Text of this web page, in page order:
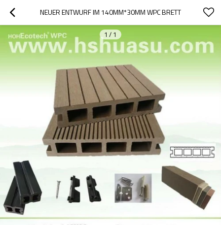
NEUER ENTWURF IM 140MM*30MM WPC BRETT
1 / 1